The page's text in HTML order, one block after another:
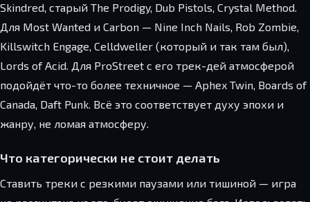
Skindred, старый The Prodigy, Dub Pistols, Crystal Method.
Для Most Wanted и Carbon — Nine Inch Nails, Rob Zombie,
Killswitch Engage, Celldweller (который и так там был),
Lords of Acid. Для ProStreet с его трек-дей атмосферой
подойдёт что-то более техничное — Aphex Twin, Boards of
Canada, Daft Punk. Всё это соответствует духу эпохи и
жанру, не ломая атмосферу.
Что категорически не стоит делать
Ставить треки с резкими паузами или тишиной — игра